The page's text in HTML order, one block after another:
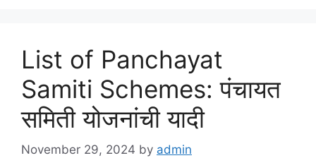
List of Panchayat
Samiti Schemes: पंचायत
समिती योजनांची यादी
November 29, 2024 by admin